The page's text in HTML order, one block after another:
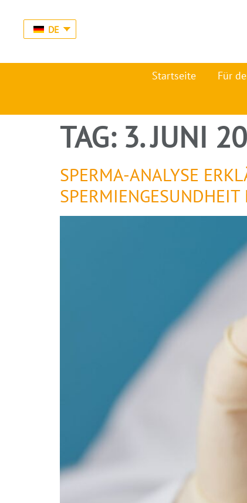
DE
Startseite Für
TAG: 3. JUNI
SPERMA-ANALYSE